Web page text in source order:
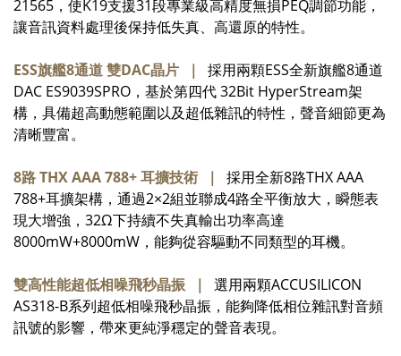
21565，使K19支援31段專業級高精度無損PEQ調節功能，
讓音訊資料處理後保持低失真、高還原的特性。
ESS旗艦8通道 雙DAC晶片 ｜ 採用兩顆ESS全新旗艦8通道
DAC ES9039SPRO，基於第四代 32Bit HyperStream架
構，具備超高動態範圍以及超低雜訊的特性，聲音細節更為
清晰豐富。
8路 THX AAA 788+ 耳擴技術 ｜ 採用全新8路THX AAA
788+耳擴架構，通過2×2組並聯成4路全平衡放大，瞬態表
現大增強，32Ω下持續不失真輸出功率高達
8000mW+8000mW，能夠從容驅動不同類型的耳機。
雙高性能超低相噪飛秒晶振 ｜ 選用兩顆ACCUSILICON
AS318-B系列超低相噪飛秒晶振，能夠降低相位雜訊對音頻
訊號的影響，帶來更純淨穩定的聲音表現。